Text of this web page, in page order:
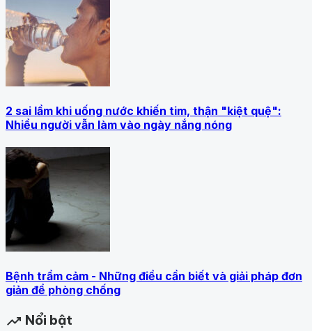
2 sai lầm khi uống nước khiến tim, thận "kiệt quệ":
Nhiều người vẫn làm vào ngày nắng nóng
Bệnh trầm cảm - Những điều cần biết và giải pháp đơn
giản để phòng chống
trending_up Nổi bật